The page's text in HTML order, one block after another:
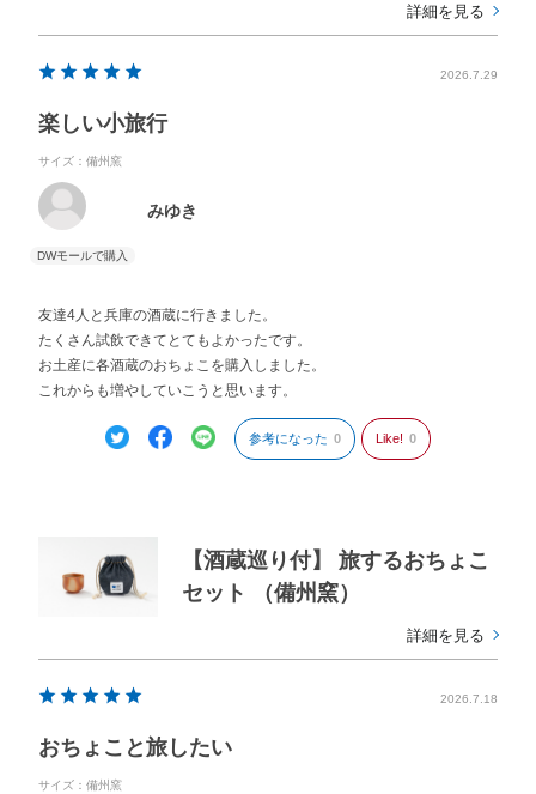
詳細を見る
2026.7.29
楽しい小旅行
サイズ：備州窯
みゆき
友達4人と兵庫の酒蔵に行きました。
たくさん試飲できてとてもよかったです。
お土産に各酒蔵のおちょこを購入しました。
これからも増やしていこうと思います。
参考になった 0 Like! 0
【酒蔵巡り付】 旅するおちょこ
セット （備州窯）
詳細を見る
2026.7.18
おちょこと旅したい
サイズ：備州窯